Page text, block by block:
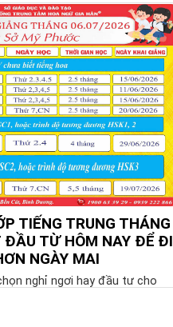
TIẾNG TRUNG THÁNG
TỪ HÔM NAY ĐỂ ĐI
NGÀY MAI
nghỉ ngơi hay đầu tư cho